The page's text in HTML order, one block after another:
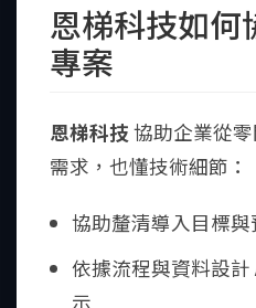
恩梯科技如何
專案
恩梯科技 協助企業從
需求，也懂技術細節：
協助釐清導入目標
依據流程與資料設
示